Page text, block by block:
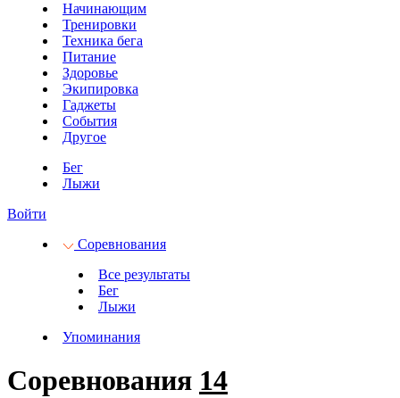
Начинающим
Тренировки
Техника бега
Питание
Здоровье
Экипировка
Гаджеты
События
Другое
Бег
Лыжи
Войти
Соревнования
Все результаты
Бег
Лыжи
Упоминания
Соревнования 14